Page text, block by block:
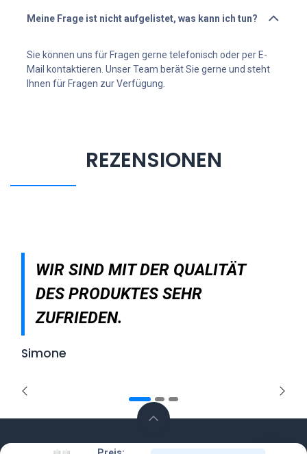
Sie können uns für Fragen gerne telefonisch oder per E-
Mail kontaktieren. Unser Team berät Sie gerne und steht
Ihnen für Fragen zur Verfügung.
REZENSIONEN
WIR SIND MIT DER QUALITÄT
DES PRODUKTES SEHR
ZUFRIEDEN.
Simone
Zurück